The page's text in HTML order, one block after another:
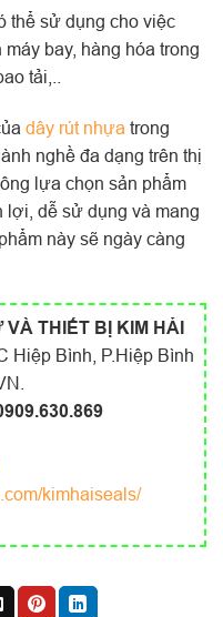
thể sử dụng cho việc
bay, hàng hóa trong
tải,..
dây rút nhựa trong
nghề đa dạng trên thị
lựa chọn sản phẩm
lợi, dễ sử dụng và mang
này sẽ ngày càng
THIẾT BỊ KIM HẢI
Hiệp Bình, P.Hiệp Bình
kimhaiseals/